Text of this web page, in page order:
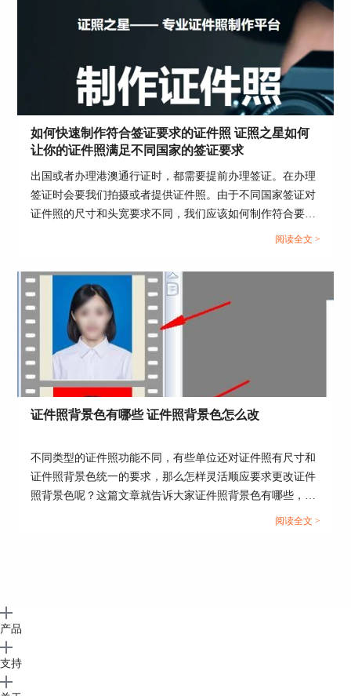
总结：通过上文，小编给大家分享了半身证件照用
什么软件拍，半身证件照是照到哪个部位，希望通
过上文所述能够帮助到有需要的小伙伴。
作者：子楠
如何快速制作符合签证要求的证件照 证照之星如何
让你的证件照满足不同国家的签证要求
出国或者办理港澳通行证时，都需要提前办理签证。在办理
签证时会要我们拍摄或者提供证件照。由于不同国家签证对
证件照的尺寸和头宽要求不同，我们应该如何制作符合要求
的证件照呢？下面这篇文章就告诉大家如何快速制作符合签
的签证要求。...
阅读全文 >
证件照背景色有哪些 证件照背景色怎么改
不同类型的证件照功能不同，有些单位还对证件照有尺寸和
证件照背景色统一的要求，那么怎样灵活顺应要求更改证件
照背景色呢？这篇文章就告诉大家证件照背景色有哪些，证
阅读全文 >
产品
支持